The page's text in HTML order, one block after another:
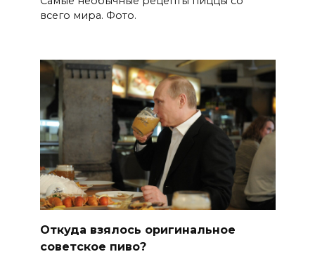
всего мира. Фото.
Откуда взялось оригинальное
советское пиво?